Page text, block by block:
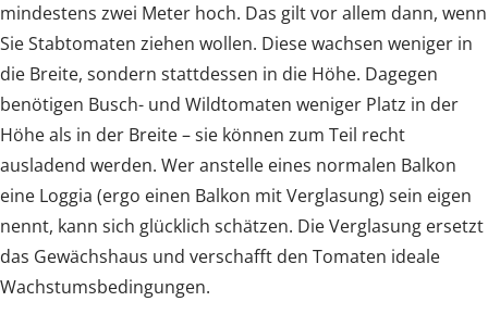
mindestens zwei Meter hoch. Das gilt vor allem dann, wenn
Sie Stabtomaten ziehen wollen. Diese wachsen weniger in
die Breite, sondern stattdessen in die Höhe. Dagegen
benötigen Busch- und Wildtomaten weniger Platz in der
Höhe als in der Breite – sie können zum Teil recht
ausladend werden. Wer anstelle eines normalen Balkon
eine Loggia (ergo einen Balkon mit Verglasung) sein eigen
nennt, kann sich glücklich schätzen. Die Verglasung ersetzt
das Gewächshaus und verschafft den Tomaten ideale
Wachstumsbedingungen.